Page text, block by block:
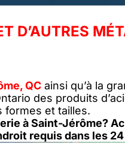
D’AUTRES
QCainsi qu’à la
des produits
formes et tailles.
à Saint-Jérôme?
requis dans les